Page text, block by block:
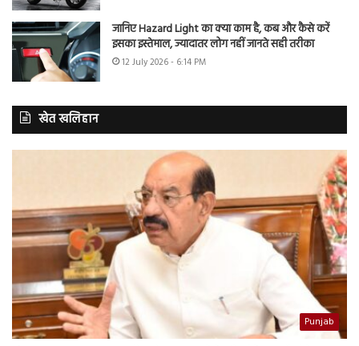
जानिए Hazard Light का क्या काम है, कब और कैसे करें
इसका इस्तेमाल, ज्यादातर लोग नहीं जानते सही तरीका
12 July 2026 - 6:14 PM
खेत खलिहान
Punjab